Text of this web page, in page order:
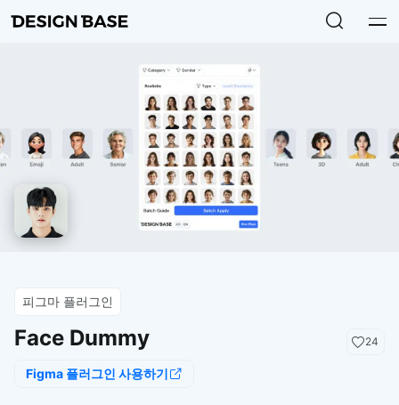
피그마 플러그인
Face Dummy 24
Figma 플러그인 사용하기